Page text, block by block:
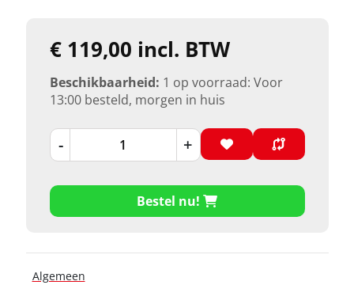
€ 119,00 incl. BTW
Beschikbaarheid: 1 op voorraad: Voor
13:00 besteld, morgen in huis
- +
Bestel nu!
Algemeen